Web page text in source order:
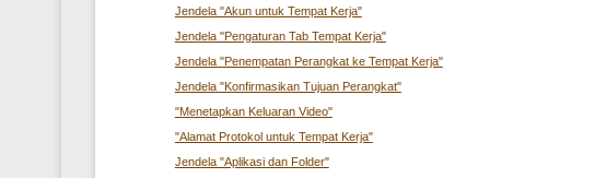
Jendela "Akun untuk Tempat Kerja"
Jendela "Pengaturan Tab Tempat Kerja"
Jendela "Penempatan Perangkat ke Tempat Kerja"
Jendela "Konfirmasikan Tujuan Perangkat"
"Menetapkan Keluaran Video"
"Alamat Protokol untuk Tempat Kerja"
Jendela "Aplikasi dan Folder"